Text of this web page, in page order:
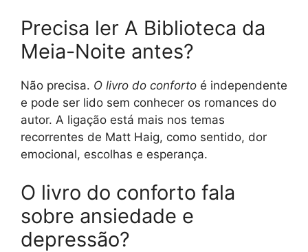
Precisa ler A Biblioteca da
Meia-Noite antes?
Não precisa. O livro do conforto é independente
e pode ser lido sem conhecer os romances do
autor. A ligação está mais nos temas
recorrentes de Matt Haig, como sentido, dor
emocional, escolhas e esperança.
O livro do conforto fala
sobre ansiedade e
depressão?